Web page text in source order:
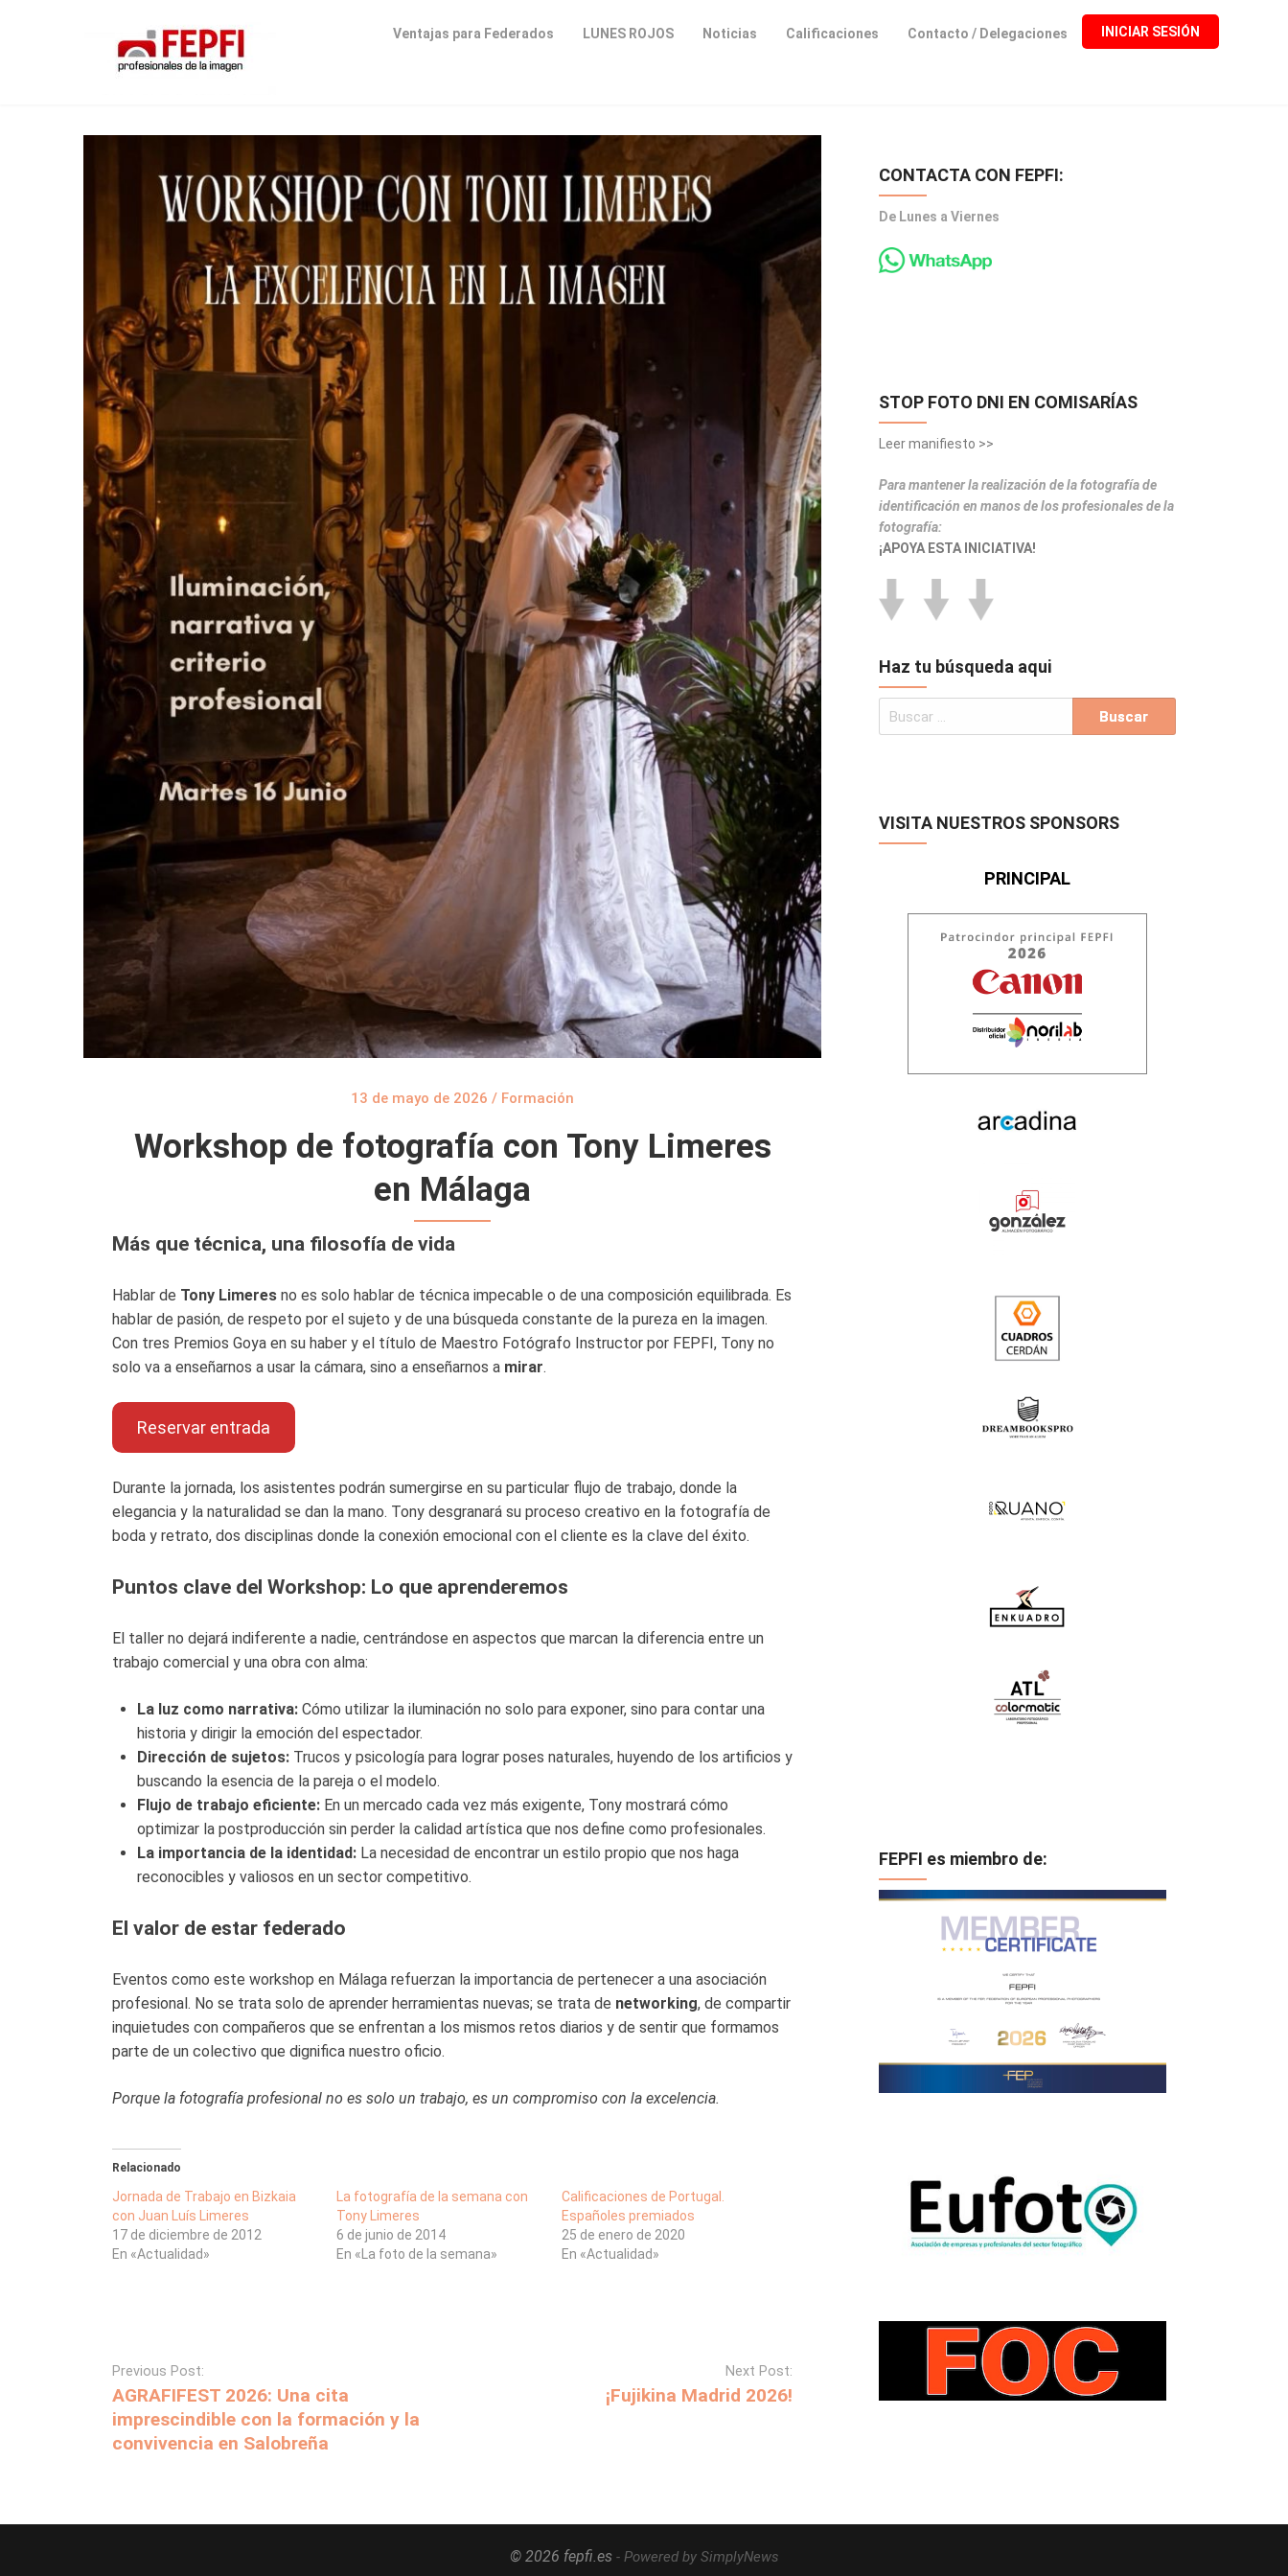
Ventajas para Federados LUNES ROJOS Noticias Calificaciones Contacto / Delegaciones INICIAR SESIÓN
13 de mayo de 2026 / Formación
Workshop de fotografía con Tony Limeres
en Málaga
Más que técnica, una filosofía de vida
Hablar de Tony Limeres no es solo hablar de técnica impecable o de una composición equilibrada. Es
hablar de pasión, de respeto por el sujeto y de una búsqueda constante de la pureza en la imagen.
Con tres Premios Goya en su haber y el título de Maestro Fotógrafo Instructor por FEPFI, Tony no
solo va a enseñarnos a usar la cámara, sino a enseñarnos a mirar.
Reservar entrada
Durante la jornada, los asistentes podrán sumergirse en su particular flujo de trabajo, donde la
elegancia y la naturalidad se dan la mano. Tony desgranará su proceso creativo en la fotografía de
boda y retrato, dos disciplinas donde la conexión emocional con el cliente es la clave del éxito.
Puntos clave del Workshop: Lo que aprenderemos
El taller no dejará indiferente a nadie, centrándose en aspectos que marcan la diferencia entre un
trabajo comercial y una obra con alma:
La luz como narrativa:Cómo utilizar la iluminación no solo para exponer, sino para contar una
historia y dirigir la emoción del espectador.
Dirección de sujetos:Trucos y psicología para lograr poses naturales, huyendo de los artificios y
buscando la esencia de la pareja o el modelo.
Flujo de trabajo eficiente:En un mercado cada vez más exigente, Tony mostrará cómo
optimizar la postproducción sin perder la calidad artística que nos define como profesionales.
La importancia de la identidad:La necesidad de encontrar un estilo propio que nos haga
reconocibles y valiosos en un sector competitivo.
El valor de estar federado
Eventos como este workshop en Málaga refuerzan la importancia de pertenecer a una asociación
profesional. No se trata solo de aprender herramientas nuevas; se trata de networking, de compartir
inquietudes con compañeros que se enfrentan a los mismos retos diarios y de sentir que formamos
parte de un colectivo que dignifica nuestro oficio.
Porque la fotografía profesional no es solo un trabajo, es un compromiso con la excelencia.
Relacionado
Jornada de Trabajo en Bizkaia
con Juan Luís Limeres
17 de diciembre de 2012
En «Actualidad»
La fotografía de la semana con
Tony Limeres
6 de junio de 2014
En «La foto de la semana»
Calificaciones de Portugal.
Españoles premiados
25 de enero de 2020
En «Actualidad»
Previous Post:
AGRAFIFEST 2026: Una cita
imprescindible con la formación y la
convivencia en Salobreña
Next Post:
¡Fujikina Madrid 2026!
CONTACTA CON FEPFI:
De Lunes a Viernes
STOP FOTO DNI EN COMISARÍAS
Leer manifiesto >>
Para mantener la realización de la fotografía de
identificación en manos de los profesionales de la
fotografía:
¡APOYA ESTA INICIATIVA!
Haz tu búsqueda aqui
VISITA NUESTROS SPONSORS
PRINCIPAL
FEPFI es miembro de:
© 2026 fepfi.es - Powered by SimplyNews